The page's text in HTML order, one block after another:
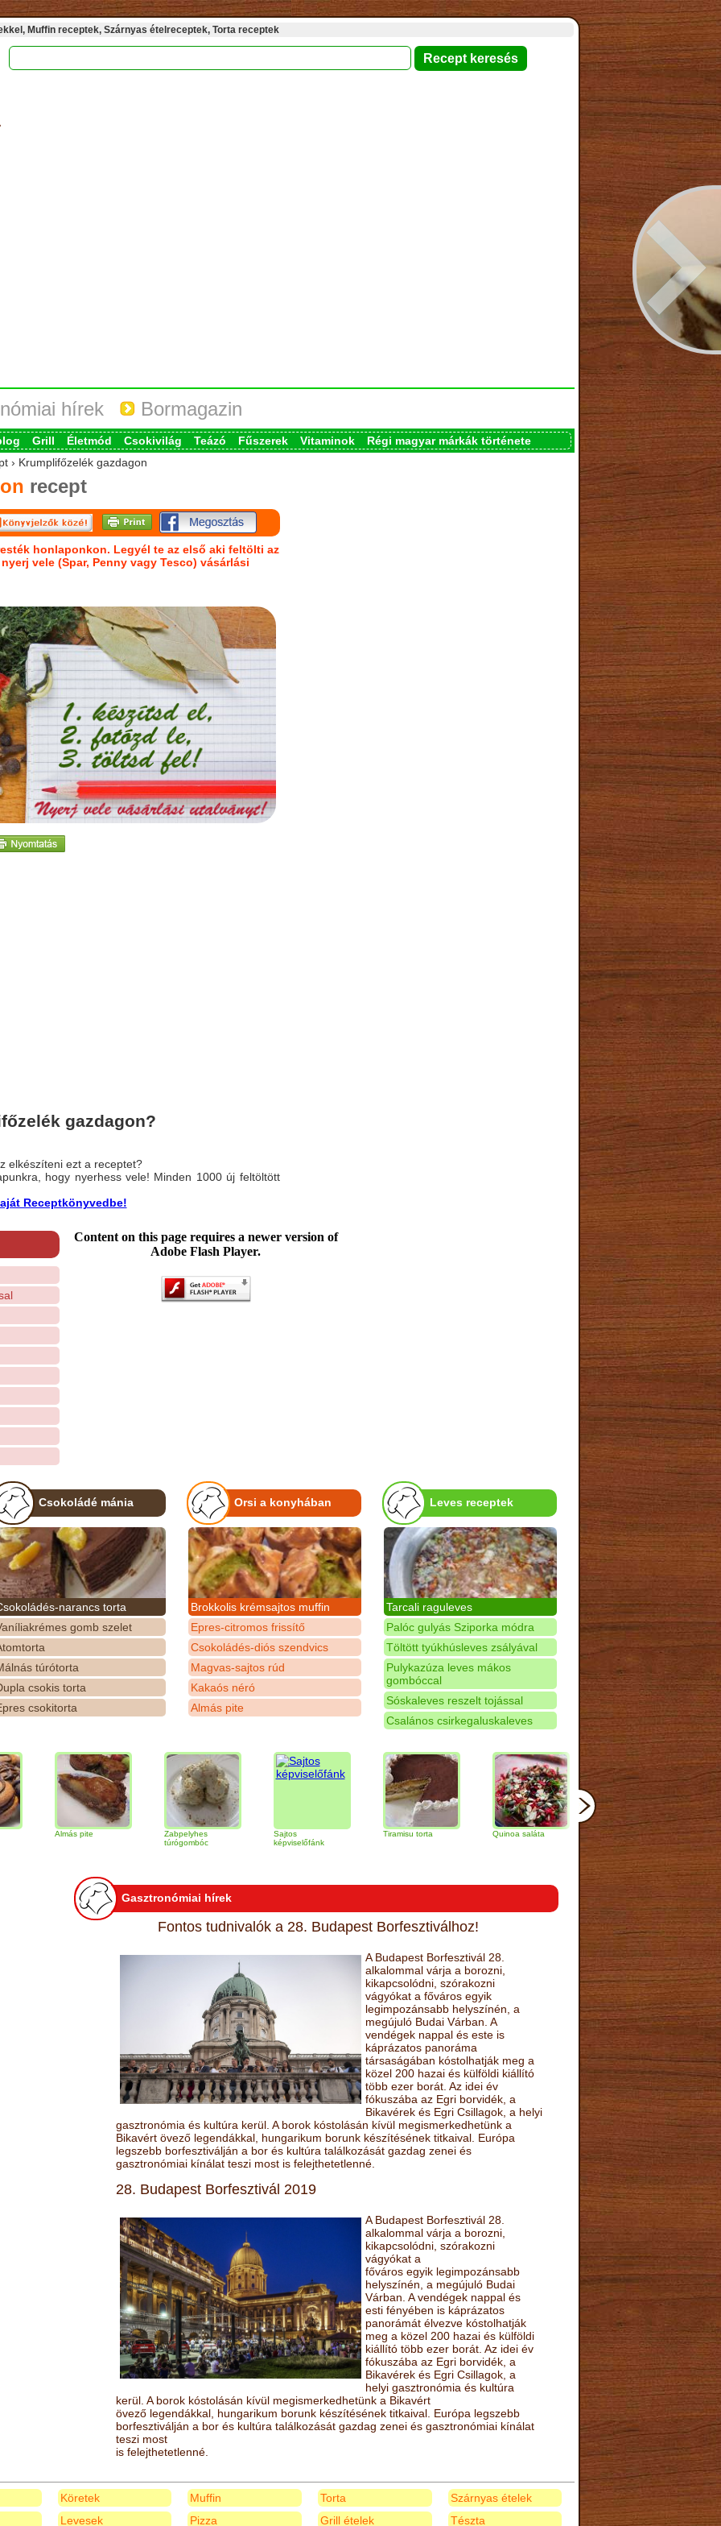
Muffin receptek, Szárnyas ételreceptek, Torta receptek
hírek Bormagazin
Grill Életmód Csokivilág Teázó Fűszerek Vitaminok
Régi magyar márkák története
› Krumplifőzelék gazdagon
recept
honlaponkon. Legyél te az első aki feltölti az
vele (Spar, Penny vagy Tesco) vásárlási
gazdagon?
elkészíteni ezt a receptet?
hogy nyerhess vele! Minden 1000 új feltöltött
Receptkönyvedbe!
Content on this page requires a newer version of
Adobe Flash Player.
Csokoládé mánia
narancs torta
gomb szelet
túrótorta
csokis torta
csokitorta
Orsi a konyhában
Brokkolis krémsajtos muffin
Epres-citromos frissítő
Csokoládés-diós szendvics
Magvas-sajtos rúd
Kakaós néró
Almás pite
Leves receptek
Tarcali raguleves
Palóc gulyás Sziporka módra
Töltött tyúkhúsleves zsályával
Pulykazúza leves mákos
gombóccal
Sóskaleves reszelt tojással
Csalános csirkegaluskaleves
Zabpelyhes
túrógombóc
képviselőfánk
Tiramisu torta Quinoa saláta Mandulás kifli
Csokoládés-
narancs torta
Gasztronómiai hírek
Fontos tudnivalók a 28. Budapest Borfesztiválhoz!
A Budapest Borfesztivál 28.
alkalommal várja a borozni,
kikapcsolódni, szórakozni
vágyókat a főváros egyik
legimpozánsabb helyszínén, a
megújuló Budai Várban. A
vendégek nappal és este is
káprázatos panoráma
társaságában kóstolhatják meg a
közel 200 hazai és külföldi kiállító
több ezer borát. Az idei év
fókuszába az Egri borvidék, a
Bikavérek és Egri Csillagok, a helyi
gasztronómia és kultúra kerül. A borok kóstolásán kívül megismerkedhetünk a
Bikavért övező legendákkal, hungarikum borunk készítésének titkaival. Európa
legszebb borfesztiválján a bor és kultúra találkozását gazdag zenei és
gasztronómiai kínálat teszi most is felejthetetlenné.
28. Budapest Borfesztivál 2019
A Budapest Borfesztivál 28.
alkalommal várja a borozni,
kikapcsolódni, szórakozni
vágyókat a
főváros egyik legimpozánsabb
helyszínén, a megújuló Budai
Várban. A vendégek nappal és
esti fényében is káprázatos
panorámát élvezve kóstolhatják
meg a közel 200 hazai és külföldi
kiállító több ezer borát. Az idei év
fókuszába az Egri borvidék, a
Bikavérek és Egri Csillagok, a
helyi gasztronómia és kultúra
kerül. A borok kóstolásán kívül megismerkedhetünk a Bikavért
övező legendákkal, hungarikum borunk készítésének titkaival. Európa legszebb
borfesztiválján a bor és kultúra találkozását gazdag zenei és gasztronómiai kínálat
teszi most
is felejthetetlenné.
Köretek
Levesek
Muffin
Pizza
Torta
Grill ételek
Szárnyas ételek
Tészta